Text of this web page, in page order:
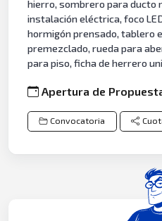
hierro, sombrero para ducto
instalación eléctrica, foco
hormigón prensado, tablero
premezclado, rueda para
para piso, ficha de herrero
Apertura de
Convocatoria